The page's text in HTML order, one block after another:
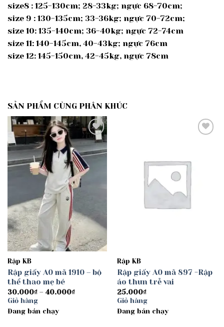
size8 : 125-130cm; 28-33kg; ngực 68-70cm;
size 9 : 130-135cm; 33-36kg; ngực 70-72cm;
size 10: 135-140cm; 36-40kg; ngực 72-74cm
size 11: 140-145cm, 40-43kg; ngực 76cm
size 12: 145-150cm, 42-45kg, ngực 78cm
SẢN PHẨM CÙNG PHÂN KHÚC
Add to
wishlist
Rập KB
Rập giấy A0 mã 1910 – bộ
thể thao mẹ bé
30.000₫ – 40.000₫Khoảng
Giỏ hàng
Đang bán chạy
Rập KB
Rập giấy A0 mã 897 -Rập
áo thun trễ vai
25.000₫
Giỏ hàng
Đang bán chạy